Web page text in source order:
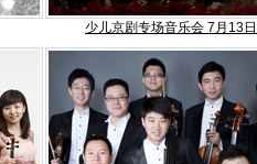
少儿京剧专场音乐会 7月13日